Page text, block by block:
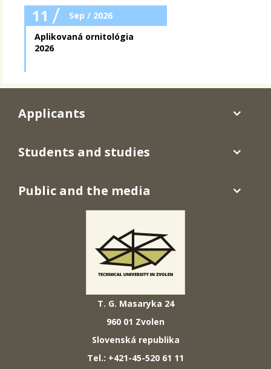
11 /
Sep / 2026
Aplikovaná ornitológia
2026
T. G. Masaryka 24
960 01 Zvolen
Slovenská republika
Tel.: +421-45-520 61 11
Applicants
Students and studies
Public and the media